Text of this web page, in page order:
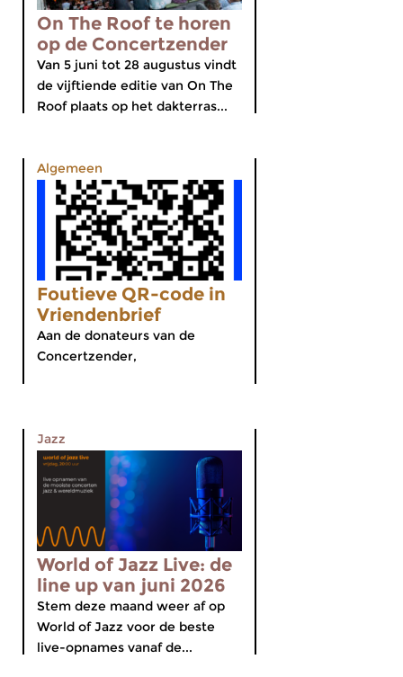
On The Roof te horen
op de Concertzender
Van 5 juni tot 28 augustus vindt
de vijftiende editie van On The
Roof plaats op het dakterras...
Algemeen
Foutieve QR-code in
Vriendenbrief
Aan de donateurs van de
Concertzender,
Jazz
World of Jazz Live: de
line up van juni 2026
Stem deze maand weer af op
World of Jazz voor de beste
live-opnames vanaf de...